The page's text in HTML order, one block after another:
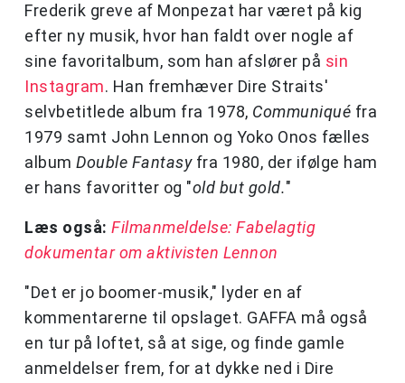
Frederik greve af Monpezat har været på kig
efter ny musik, hvor han faldt over nogle af
sine favoritalbum, som han afslører på sin
Instagram. Han fremhæver Dire Straits'
selvbetitlede album fra 1978, Communiqué fra
1979 samt John Lennon og Yoko Onos fælles
album Double Fantasyfra 1980, der ifølge ham
er hans favoritter og "old but gold."
Læs også: Filmanmeldelse: Fabelagtig
dokumentar om aktivisten Lennon
"Det er jo boomer-musik," lyder en af
kommentarerne til opslaget. GAFFA må også
en tur på loftet, så at sige, og finde gamle
anmeldelser frem, for at dykke ned i Dire